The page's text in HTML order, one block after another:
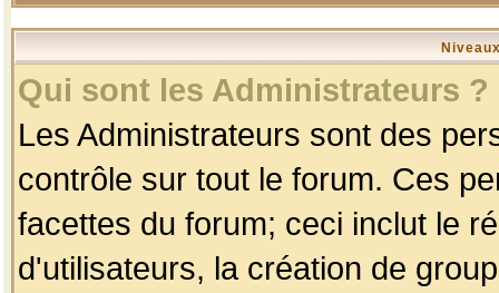
Qui sont les Administrateurs ?
Les Administrateurs sont des
contrôle sur tout le forum. Ces
facettes du forum; ceci inclut le
d'utilisateurs, la création de